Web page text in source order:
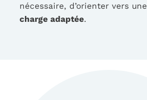
nécessaire, d’orienter vers une
charge adaptée.